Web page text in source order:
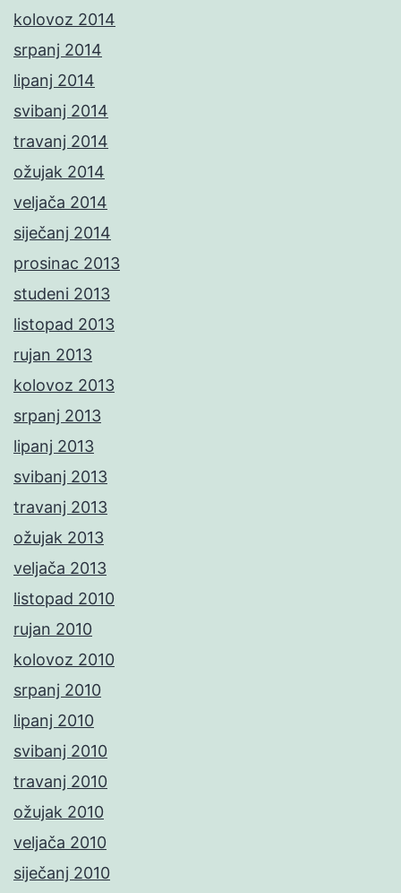
kolovoz 2014
srpanj 2014
lipanj 2014
svibanj 2014
travanj 2014
ožujak 2014
veljača 2014
siječanj 2014
prosinac 2013
studeni 2013
listopad 2013
rujan 2013
kolovoz 2013
srpanj 2013
lipanj 2013
svibanj 2013
travanj 2013
ožujak 2013
veljača 2013
listopad 2010
rujan 2010
kolovoz 2010
srpanj 2010
lipanj 2010
svibanj 2010
travanj 2010
ožujak 2010
veljača 2010
siječanj 2010